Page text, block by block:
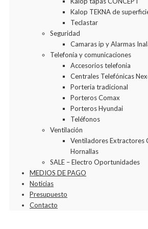
Kalop TEKNA de
Teclastar
Seguridad
Camaras ip y Alarmas
Telefonía y comunicaciones
Accesorios telefonia
Centrales Telefónicas
Porteria tradicional
Porteros Comax
Porteros Hyundai
Teléfonos
Ventilación
Ventiladores Extractores
Hornallas
SALE – Electro Oportunidades
MEDIOS DE PAGO
Noticias
Presupuesto
Contacto